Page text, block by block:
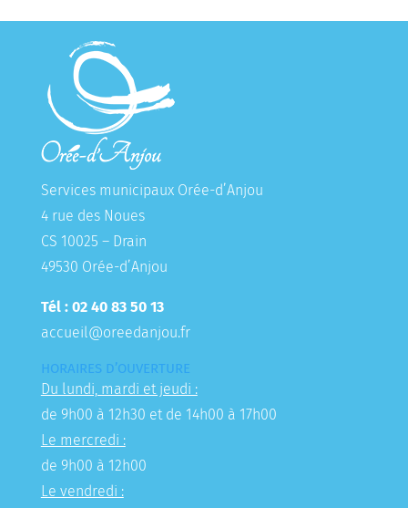
Services municipaux Orée-d’Anjou
4 rue des Noues
CS 10025 – Drain
49530 Orée-d’Anjou
Tél : 02 40 83 50 13
accueil@oreedanjou.fr
HORAIRES D’OUVERTURE
Du lundi, mardi et jeudi :
de 9h00 à 12h30 et de 14h00 à 17h00
Le mercredi :
de 9h00 à 12h00
Le vendredi :